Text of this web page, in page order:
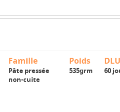
Famille
Pâte pressée
non-cuite
Poids
535grm 60